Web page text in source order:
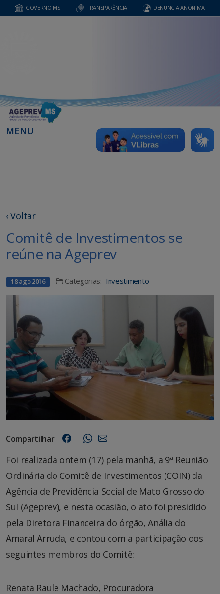
GOVERNO MS TRANSPARÊNCIA DENUNCIA ANÔNIMA
MENU
‹ Voltar
Comitê de Investimentos se
reúne na Ageprev
18 ago 2016 Categorias: Investimento
Compartilhar:
Foi realizada ontem (17) pela manhã, a 9ª Reunião
Ordinária do Comitê de Investimentos (COIN) da
Agência de Previdência Social de Mato Grosso do
Sul (Ageprev), e nesta ocasião, o ato foi presidido
pela Diretora Financeira do órgão, Anália do
Amaral Arruda, e contou com a participação dos
seguintes membros do Comitê:
Renata Raule Machado, Procuradora